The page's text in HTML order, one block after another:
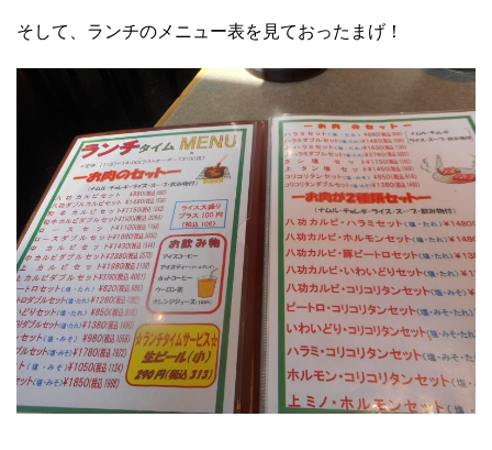
そして、ランチのメニュー表を見ておったまげ！